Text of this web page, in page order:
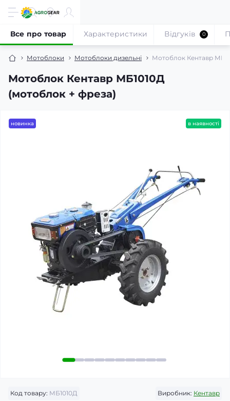
Мотоблоки Мотоблоки дизельні Мотоблок Кентавр
Мотоблок Кентавр МБ1010Д
(мотоблок + фреза)
Все про товар Характеристики Відгуків 0
новинка в наявності
Код товару: МБ1010Д Виробник: Кентавр